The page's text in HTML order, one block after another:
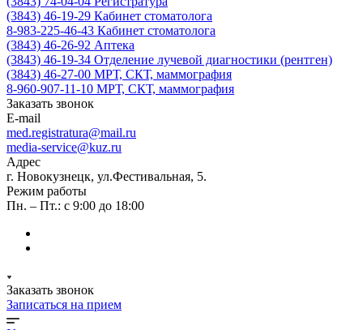
(3843) 46-19-29 Кабинет стоматолога
8-983-225-46-43 Кабинет стоматолога
(3843) 46-26-92 Аптека
(3843) 46-19-34 Отделение лучевой диагностики (рентген)
(3843) 46-27-00 МРТ, СКТ, маммография
8-960-907-11-10 МРТ, СКТ, маммография
Заказать звонок
E-mail
med.registratura@mail.ru
media-service@kuz.ru
Адрес
г. Новокузнецк, ул.Фестивальная, 5.
Режим работы
Пн. – Пт.: с 9:00 до 18:00
Заказать звонок
Записаться на прием